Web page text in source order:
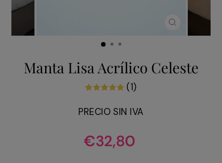
(ESC)
Manta Lisa Acrílico Celeste
(1)
PRECIO SIN IVA
Precio
habitual
€32,80